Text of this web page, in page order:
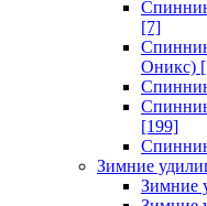
[7]
Оникс)
[199]
Зимние
Зимние